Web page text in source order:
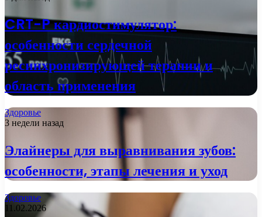
CRT-P кардиостимулятор:
особенности сердечной
ресинхронизирующей терапии и
область применения
Здоровье
3 недели назад
Элайнеры для выравнивания зубов:
особенности, этапы лечения и уход
Здоровье
11.02.2026